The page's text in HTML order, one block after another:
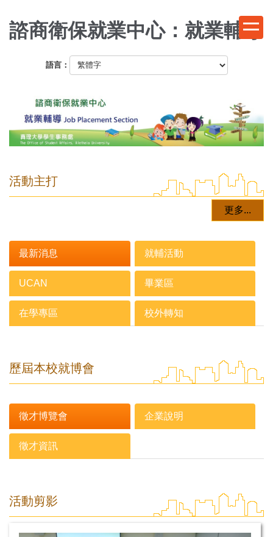
到
主
諮商衛保就業中心：就業輔導
語言：
活動主打
更多...
最新消息 就輔活動
UCAN 畢業區
在學專區 校外轉知
歷屆本校就博會
徵才博覽會 企業說明
徵才資訊
活動剪影